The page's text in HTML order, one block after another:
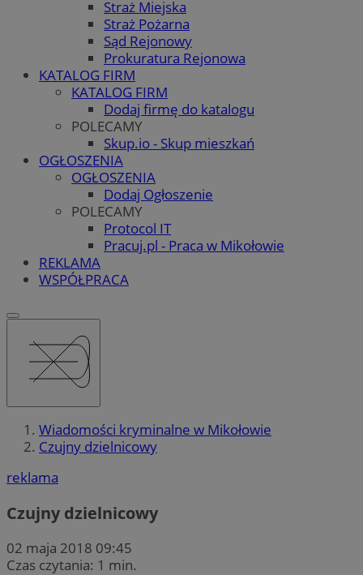
Straż Miejska
Straż Pożarna
Sąd Rejonowy
Prokuratura Rejonowa
KATALOG FIRM
KATALOG FIRM
Dodaj firmę do katalogu
POLECAMY
Skup.io - Skup mieszkań
OGŁOSZENIA
OGŁOSZENIA
Dodaj Ogłoszenie
POLECAMY
Protocol IT
Pracuj.pl - Praca w Mikołowie
REKLAMA
WSPÓŁPRACA
Wiadomości kryminalne w Mikołowie
Czujny dzielnicowy
reklama
Czujny dzielnicowy
02 maja 2018 09:45
Czas czytania: 1 min.